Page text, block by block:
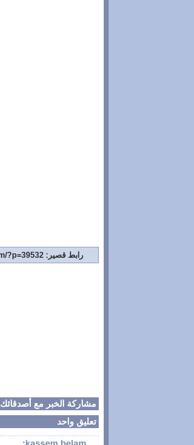
رابط قصير: https://www.tighirtnews.com/?p=39532
مشاركة الخبر مع أصدقائك
تعليق واحد